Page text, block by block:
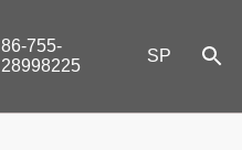
86-755-
28998225
SP